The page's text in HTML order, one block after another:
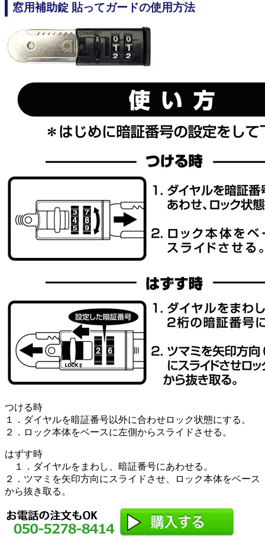
窓用補助錠 貼ってガードの使用方法
つける時
１．ダイヤルを暗証番号以外に合わせロック状態にする。
２．ロック本体をベースに左側からスライドさせる。
はずす時
１．ダイヤルをまわし、暗証番号にあわせる。
２．ツマミを矢印方向にスライドさせ、ロック本体をベース
から抜き取る。